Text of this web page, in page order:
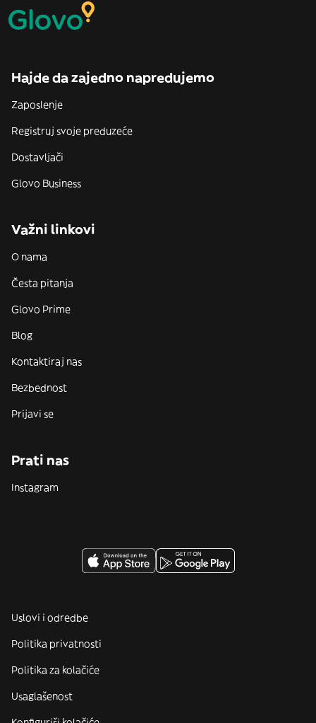
Hajde da zajedno napredujemo
Zaposlenje
Registruj svoje preduzeće
Dostavljači
Glovo Business
Važni linkovi
O nama
Česta pitanja
Glovo Prime
Blog
Kontaktiraj nas
Bezbednost
Prijavi se
Prati nas
Instagram
Uslovi i odredbe
Politika privatnosti
Politika za kolačiće
Usaglašenost